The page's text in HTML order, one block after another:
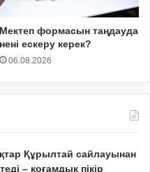
Мектеп формасын таңдауда
нені ескеру керек?
06.08.2026
Құрылтай сайлауынан
– қоғамдық пікір